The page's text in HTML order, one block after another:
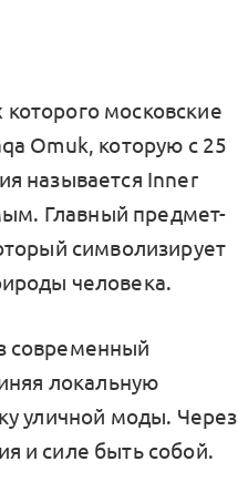
московские
Omuk, которую с 25
называется Inner
Главный предмет-
символизирует
человека.
современный
локальную
уличной моды. Через
и силе быть собой.